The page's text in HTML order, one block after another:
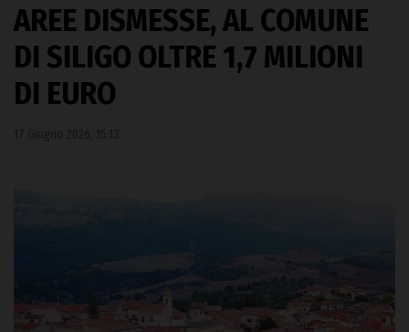
AREE DISMESSE, AL COMUNE
DI SILIGO OLTRE 1,7 MILIONI
DI EURO